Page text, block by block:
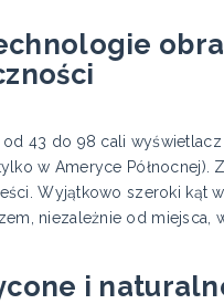
43 do 98 cali
w Ameryce
Wyjątkowo szeroki kąt
niezależnie od miejsca,
i